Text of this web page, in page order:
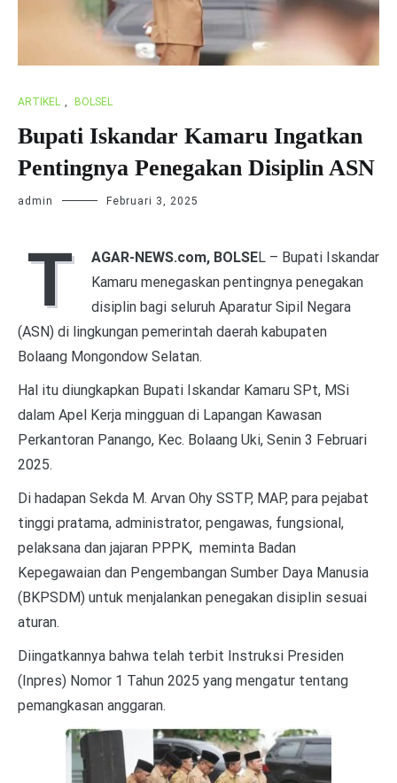
ARTIKEL , BOLSEL
Bupati Iskandar Kamaru Ingatkan
Pentingnya Penegakan Disiplin ASN
admin Februari 3, 2025
T AGAR-NEWS.com, BOLSEL – Bupati Iskandar
Kamaru menegaskan pentingnya penegakan
disiplin bagi seluruh Aparatur Sipil Negara
(ASN) di lingkungan pemerintah daerah kabupaten
Bolaang Mongondow Selatan.
Hal itu diungkapkan Bupati Iskandar Kamaru SPt, MSi
dalam Apel Kerja mingguan di Lapangan Kawasan
Perkantoran Panango, Kec. Bolaang Uki, Senin 3 Februari
2025.
Di hadapan Sekda M. Arvan Ohy SSTP, MAP, para pejabat
tinggi pratama, administrator, pengawas, fungsional,
pelaksana dan jajaran PPPK, meminta Badan
Kepegawaian dan Pengembangan Sumber Daya Manusia
(BKPSDM) untuk menjalankan penegakan disiplin sesuai
aturan.
Diingatkannya bahwa telah terbit Instruksi Presiden
(Inpres) Nomor 1 Tahun 2025 yang mengatur tentang
pemangkasan anggaran.